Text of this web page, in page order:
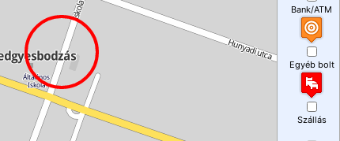
Bank/ATM
Egyéb bolt
Szállás